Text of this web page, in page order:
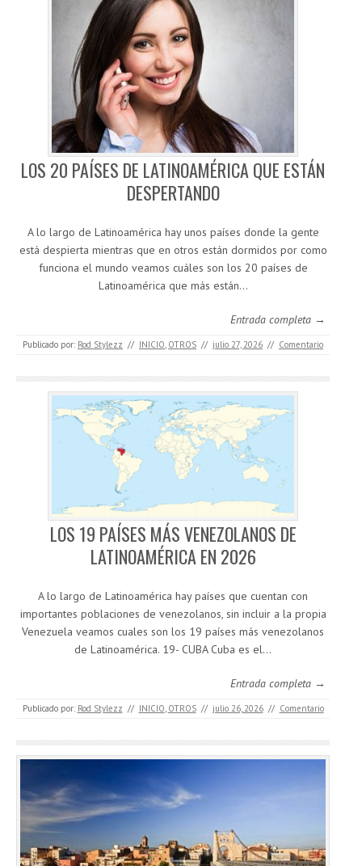
LOS 20 PAÍSES DE LATINOAMÉRICA QUE ESTÁN
DESPERTANDO
A lo largo de Latinoamérica hay unos países donde la gente
está despierta mientras que en otros están dormidos por como
funciona el mundo veamos cuáles son los 20 países de
Latinoamérica que más están…
Entrada completa →
Publicado por: Rod Stylezz // INICIO, OTROS // julio 27, 2026 // Comentario
LOS 19 PAÍSES MÁS VENEZOLANOS DE
LATINOAMÉRICA EN 2026
A lo largo de Latinoamérica hay países que cuentan con
importantes poblaciones de venezolanos, sin incluir a la propia
Venezuela veamos cuales son los 19 países más venezolanos
de Latinoamérica. 19- CUBA Cuba es el…
Entrada completa →
Publicado por: Rod Stylezz // INICIO, OTROS // julio 26, 2026 // Comentario